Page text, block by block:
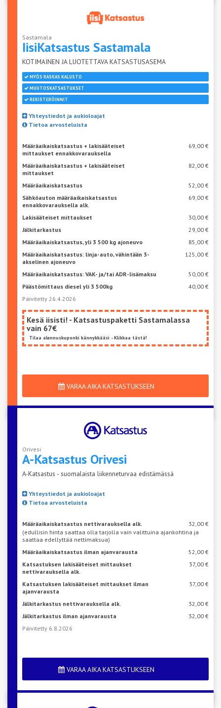
Sastamala
IisiKatsastus Sastamala
KOTIMAINEN JA LUOTETTAVA KATSASTUSASEMA
MYÖS RASKAS KALUSTO
MUUTOSKATSASTUKSET
REKISTERÖINNIT
Yhteystiedot ja aukioloajat
Tietoa arvosteluista
Määräaikaiskatsastus + lakisääteiset
mittaukset ennakkovarauksella
69,00 €
Määräaikaiskatsastus + lakisääteiset
mittaukset
82,00 €
Määräaikaiskatsastus
52,00 €
Sähköauton määräaikaiskatsastus
ennakkovarauksella alk.
69,00 €
Lakisääteiset mittaukset
30,00 €
Jälkitarkastus
29,00 €
Määräaikaiskatsastus, yli 3 500 kg ajoneuvo
85,00 €
Määräaikaiskatsastus: linja-auto, vähintään 3-
akselinen ajoneuvo
125,00 €
Määräaikaiskatsastus: VAK- ja/tai ADR-lisämaksu
50,00 €
Päästömittaus diesel yli 3 500kg
40,00 €
Päivitetty 26.4.2026
Kesä iisisti! - Katsastuspaketti Sastamalassa
vain 67€
Tilaa alennuskuponki kännykkääsi - Klikkaa tästä!
VARAA AIKA KATSASTUKSEEN
Orivesi
A-Katsastus Orivesi
A-Katsastus - suomalaista liikenneturvaa edistämässä
Yhteystiedot ja aukioloajat
Tietoa arvosteluista
Määräaikaiskatsastus nettivarauksella alk.
32,00 €
(edullisin hinta saattaa olla tarjolla vain valittuina ajankohtina ja
saattaa edellyttää nettimaksua)
Määräaikaiskatsastus ilman ajanvarausta
52,00 €
Katsastuksen lakisääteiset mittaukset
nettivarauksella alk.
37,00 €
Katsastuksen lakisääteiset mittaukset ilman
ajanvarausta
37,00 €
Jälkitarkastus nettivarauksella alk.
32,00 €
Jälkitarkastus ilman ajanvarausta
32,00 €
Päivitetty 6.8.2026
VARAA AIKA KATSASTUKSEEN